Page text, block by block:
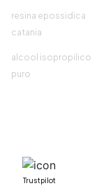
resina epossidica
catania
alcool isopropilico
puro
Trustpilot